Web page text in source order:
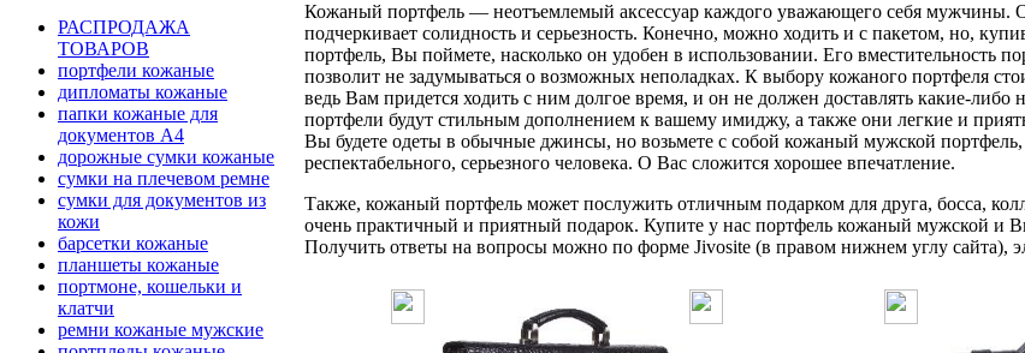
РАСПРОДАЖА
ТОВАРОВ
портфели кожаные
дипломаты кожаные
папки кожаные для
документов А4
дорожные сумки кожаные
сумки на плечевом ремне
сумки для документов из
кожи
барсетки кожаные
планшеты кожаные
портмоне, кошельки и
клатчи
ремни кожаные мужские
Кожаный портфель — неотъемлемый аксессуар каждого уважающего себя мужчины.
подчеркивает солидность и серьезность. Конечно, можно ходить и с пакетом, но,
портфель, Вы поймете, насколько он удобен в использовании. Его вместительность
позволит не задумываться о возможных неполадках. К выбору кожаного портфеля
ведь Вам придется ходить с ним долгое время, и он не должен доставлять какие-
портфели будут стильным дополнением к вашему имиджу, а также они легкие и
Вы будете одеты в обычные джинсы, но возьмете с собой кожаный мужской портфель,
респектабельного, серьезного человека. О Вас сложится хорошее впечатление.
Также, кожаный портфель может послужить отличным подарком для друга, босса,
очень практичный и приятный подарок. Купите у нас портфель кожаный мужской и
Получить ответы на вопросы можно по форме Jivosite (в правом нижнем углу сайта),